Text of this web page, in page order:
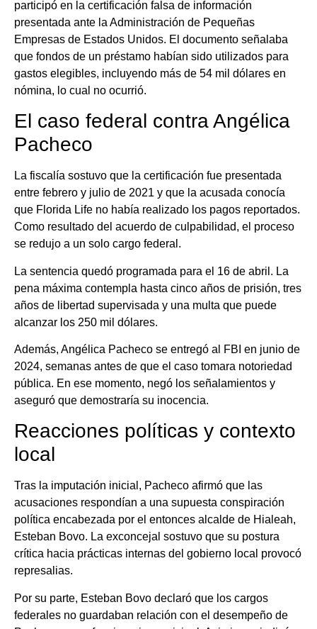
participó en la certificación falsa de información
presentada ante la Administración de Pequeñas
Empresas de Estados Unidos. El documento señalaba
que fondos de un préstamo habían sido utilizados para
gastos elegibles, incluyendo más de 54 mil dólares en
nómina, lo cual no ocurrió.
El caso federal contra Angélica
Pacheco
La fiscalía sostuvo que la certificación fue presentada
entre febrero y julio de 2021 y que la acusada conocía
que Florida Life no había realizado los pagos reportados.
Como resultado del acuerdo de culpabilidad, el proceso
se redujo a un solo cargo federal.
La sentencia quedó programada para el 16 de abril. La
pena máxima contempla hasta cinco años de prisión, tres
años de libertad supervisada y una multa que puede
alcanzar los 250 mil dólares.
Además, Angélica Pacheco se entregó al FBI en junio de
2024, semanas antes de que el caso tomara notoriedad
pública. En ese momento, negó los señalamientos y
aseguró que demostraría su inocencia.
Reacciones políticas y contexto
local
Tras la imputación inicial, Pacheco afirmó que las
acusaciones respondían a una supuesta conspiración
política encabezada por el entonces alcalde de Hialeah,
Esteban Bovo. La exconcejal sostuvo que su postura
crítica hacia prácticas internas del gobierno local provocó
represalias.
Por su parte, Esteban Bovo declaró que los cargos
federales no guardaban relación con el desempeño de